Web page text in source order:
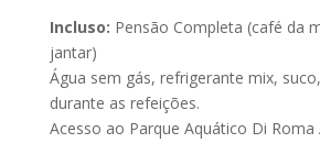
Incluso: Pensão Completa (café da
jantar)
Água sem gás, refrigerante mix,
durante as refeições.
Acesso ao Parque Aquático Di Roma